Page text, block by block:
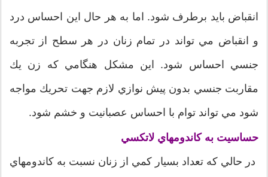
انقباض بايد برطرف شود. اما به هر حال اين احساس درد
و انقباض مي تواند در تمام زنان در هر سطح از تجربه
جنسي احساس شود. اين مشكل هنگامي كه زن يك
مقاربت جنسي بدون پيش نوازي لازم جهت تحريك مواجه
شود مي تواند توام با احساس عصبانيت و خشم شود.
حساسيت به كاندومهاي لاتكسي
در حالي كه تعداد بسيار كمي از زنان نسبت به كاندومهاي